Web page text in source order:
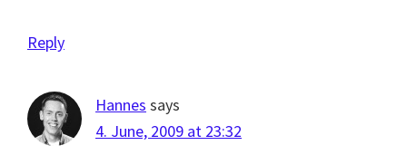
Reply
Hannes says
4. June, 2009 at 23:32